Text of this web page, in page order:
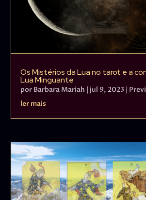
Os Mistérios da Lua no tarot e a
Lua Minguante
por Barbara Mariah jul 9, 2023
ler mais